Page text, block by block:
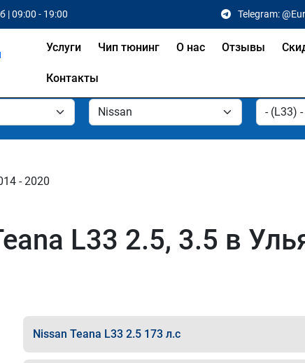
| 09:00 - 19:00 Telegram:
Услуги Чип тюнинг О нас Отзывы
Контакты
- 2020
L33 2.5, 3.5 в
Nissan Teana L33 2.5 173 л.с